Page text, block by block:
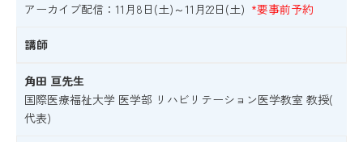
アーカイブ配信：11月8日(土)～11月22日(土) *要事前予約
講師
角田 亘先生
国際医療福祉大学 医学部 リハビリテーション医学教室 教授(
代表)